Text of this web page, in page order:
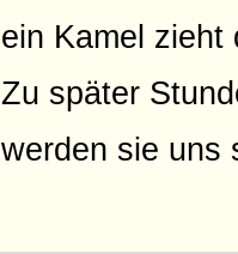
ein Kamel zieht
Zu später
werden sie uns